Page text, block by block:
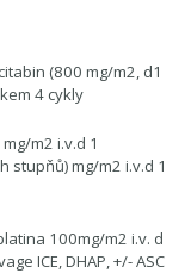
(800 mg/m2, d1
4 cykly
m2 i.v.d 1
stupňů) mg/m2 i.v.d 1
100mg/m2 i.v. d
ICE, DHAP, +/- ASC